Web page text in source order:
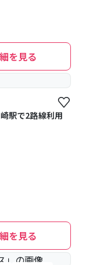
を見る
駅で2路線利用
を見る